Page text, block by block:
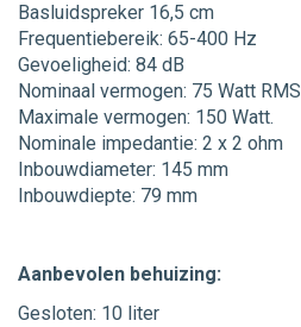
Basluidspreker 16,5 cm
Frequentiebereik: 65-400 Hz
Gevoeligheid: 84 dB
Nominaal vermogen: 75 Watt RMS
Maximale vermogen: 150 Watt.
Nominale impedantie: 2 x 2 ohm
Inbouwdiameter: 145 mm
Inbouwdiepte: 79 mm
Aanbevolen behuizing:
Gesloten: 10 liter